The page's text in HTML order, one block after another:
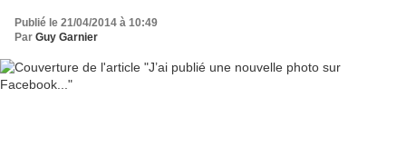
Publié le 21/04/2014 à 10:49
Par Guy Garnier